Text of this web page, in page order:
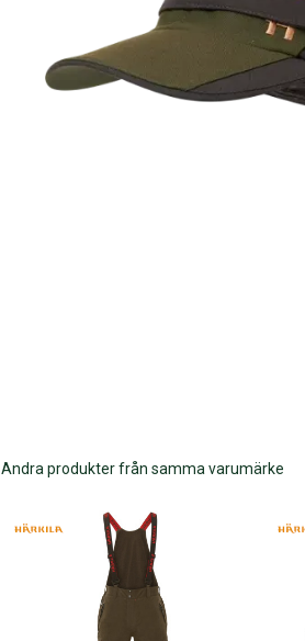
Andra produkter från samma varumärke